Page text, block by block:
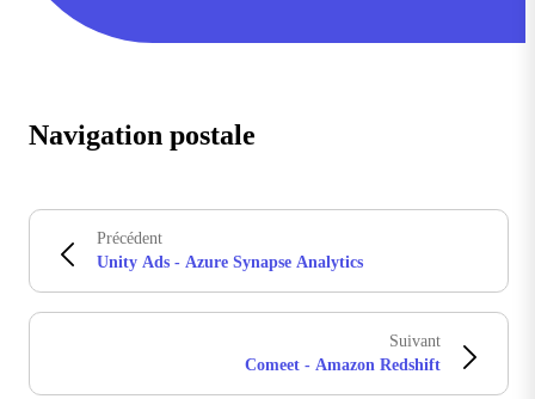
Navigation postale
Précédent
Unity Ads - Azure Synapse Analytics
Suivant
Comeet - Amazon Redshift